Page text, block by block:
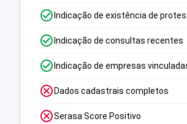
Indicação de existência de
Indicação de consultas recentes
Indicação de empresas
Dados cadastrais completos
Serasa Score Positivo